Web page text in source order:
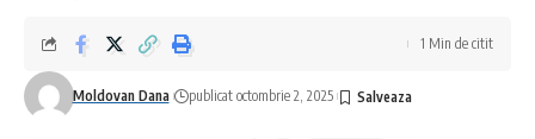
Moldovan Dana publicat octombrie 2, 2025
1 Min de citit